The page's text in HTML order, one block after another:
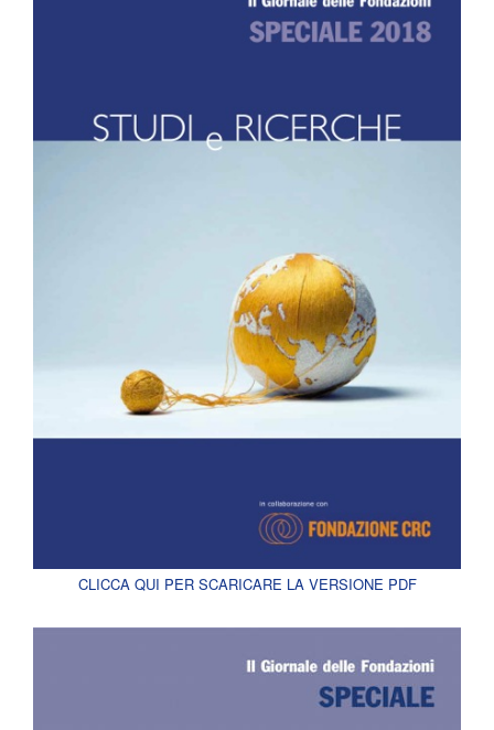
CLICCA QUI PER SCARICARE LA VERSIONE PDF